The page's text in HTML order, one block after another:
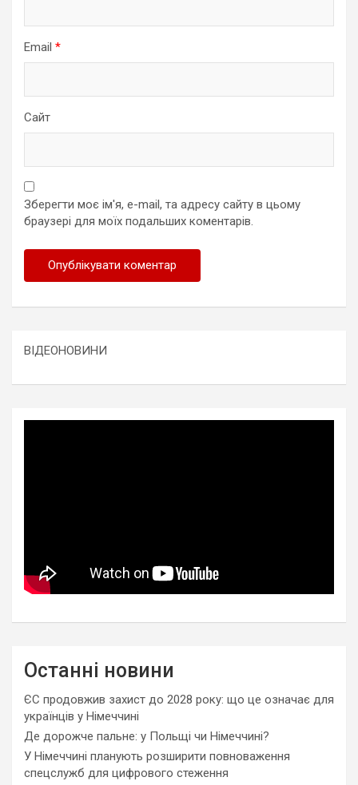
Email *
Сайт
Зберегти моє ім'я, e-mail, та адресу сайту в цьому
браузері для моїх подальших коментарів.
ВІДЕОНОВИНИ
Останні новини
ЄС продовжив захист до 2028 року: що це означає для
українців у Німеччині
Де дорожче пальне: у Польщі чи Німеччині?
У Німеччині планують розширити повноваження
спецслужб для цифрового стеження